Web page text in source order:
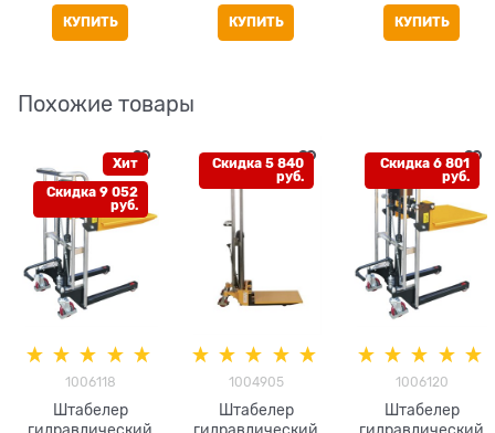
КУПИТЬ КУПИТЬ КУПИТЬ
Похожие товары
Хит
Скидка 9 052
руб.
1006118
Штабелер
Скидка 5 840
руб.
1004905
Штабелер
Скидка 6 801
руб.
1006120
Штабелер